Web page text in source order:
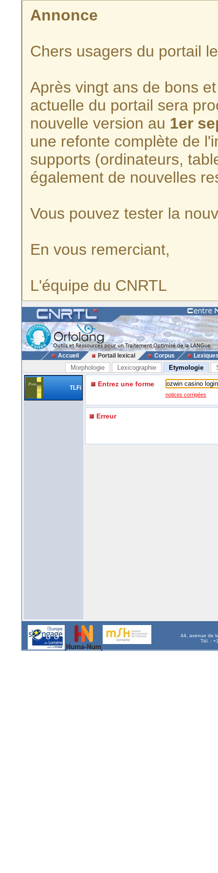
Annonce
Chers usagers du portail
Après vingt ans de bons
actuelle du portail sera
nouvelle version au 1er
une refonte complète de
supports (ordinateurs,
également de nouvelles
Vous pouvez tester la
En vous remerciant,
L'équipe du CNRTL
Accueil Portail lexical Corpus
Morphologie Lexicographie Etymologie
TLFi Entrez une forme
notices corrigées
Erreur
44, avenue de
Tél. :